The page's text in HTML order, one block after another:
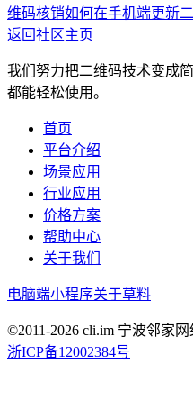
维码核销如何在手机端更新
返回社区主页
我们努力把二维码技术变成
都能轻松使用。
首页
平台介绍
场景应用
行业应用
价格方案
帮助中心
关于我们
电脑端小程序关于草料
©2011-2026 cli.im 宁波邻家
浙ICP备12002384号